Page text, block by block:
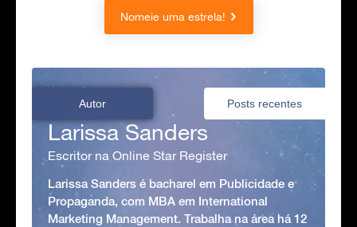
Nomeie uma estrela!
Autor Posts recentes
Larissa Sanders
Escritor na Online Star Register
Larissa Sanders é bacharel em Publicidade e
Propaganda, com MBA em International
Marketing Management. Trabalha na área há 12